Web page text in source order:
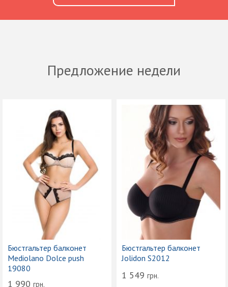
Предложение недели
Бюстгальтер балконет
Mediolano Dolce push
19080
1 990 грн.
Бюстгальтер балконет
Jolidon S2012
1 549 грн.